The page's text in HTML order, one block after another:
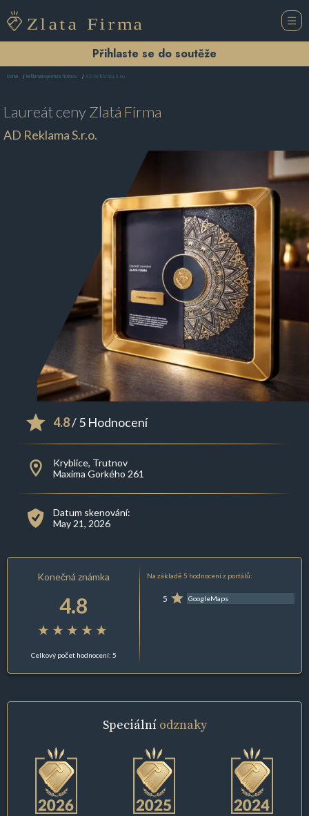
Přihlaste se do soutěže
Domů Reklamní agentura Trutnov AD Reklama S.r.o.
Laureát cenyZlatá Firma
AD Reklama S.r.o.
4.8/ 5 Hodnocení
Kryblice, Trutnov
Maxima Gorkého 261
Datum skenování:
May 21, 2026
Konečná známka
4.8
Celkový počet hodnocení: 5
Na základě 5 hodnocení z portálů:
5 GoogleMaps
Speciální odznaky